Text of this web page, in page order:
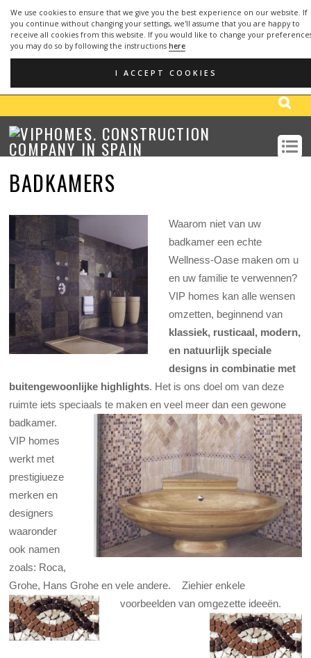
We use cookies to ensure that we give you the best experience on our website. If
you continue without changing your settings, we'll assume that you are happy to
receive all cookies from this website. If you would like to change your
you may do so by following the instructions here
I ACCEPT COOKIES
(+34) - MOBILE: (+34)
099
BADKAMERS
Waarom niet van uw
badkamer een echte
Wellness-Oase maken om u
en uw familie te verwennen?
VIP homes kan alle wensen
omzetten, beginnend van
klassiek, rusticaal, modern,
en natuurlijk speciale
designs in combinatie met
buitengewoonlijke highlights. Het is ons doel om van deze
ruimte iets speciaals te maken en veel meer dan een gewone
badkamer.
VIP homes
werkt met
prestigiueze
merken en
designers
waaronder
ook namen
zoals: Roca,
Grohe, Hans Grohe en vele andere. Ziehier enkele
voorbeelden van omgezette ideeën.